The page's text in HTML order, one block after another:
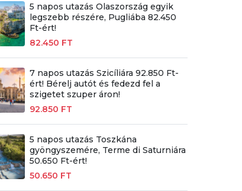
5 napos utazás Olaszország egyik
legszebb részére, Pugliába 82.450
Ft-ért!
82.450 FT
7 napos utazás Szicíliára 92.850 Ft-
ért! Bérelj autót és fedezd fel a
szigetet szuper áron!
92.850 FT
5 napos utazás Toszkána
gyöngyszemére, Terme di Saturniára
50.650 Ft-ért!
50.650 FT